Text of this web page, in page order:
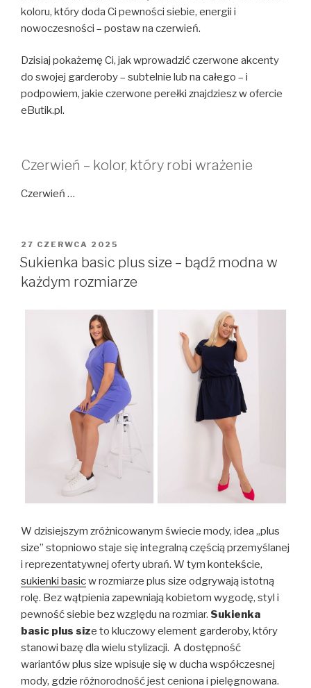
koloru, który doda Ci pewności siebie, energii i
nowoczesności – postaw na czerwień.
Dzisiaj pokażemę Ci, jak wprowadzić czerwone akcenty
do swojej garderoby – subtelnie lub na całego – i
podpowiem, jakie czerwone perełki znajdziesz w ofercie
eButik.pl.
Czerwień – kolor, który robi wrażenie
Czerwień …
OPUBLIKOWANE
W
27 CZERWCA 2025
Sukienka basic plus size – bądź modna w
każdym rozmiarze
W dzisiejszym zróżnicowanym świecie mody, idea „plus
size” stopniowo staje się integralną częścią przemyślanej
i reprezentatywnej oferty ubrań. W tym kontekście,
sukienki basicw rozmiarze plus size odgrywają istotną
rolę. Bez wątpienia zapewniają kobietom wygodę, styl i
pewność siebie bez względu na rozmiar. Sukienka
basic plus size to kluczowy element garderoby, który
stanowi bazę dla wielu stylizacji. A dostępność
wariantów plus size wpisuje się w ducha współczesnej
mody, gdzie różnorodność jest ceniona i pielęgnowana.